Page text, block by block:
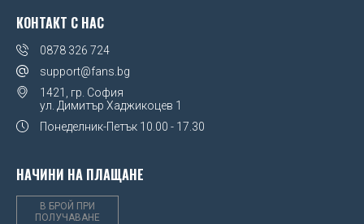
НАЧИНИ НА ПЛАЩАНЕ
В БРОЙ ПРИ
ПОЛУЧАВАНЕ
КОНТАКТ С НАС
0878 326 724
support@fans.bg
1421, гр. София
ул. Димитър Хаджикоцев 1
Понеделник-Петък 10.00 - 17.30